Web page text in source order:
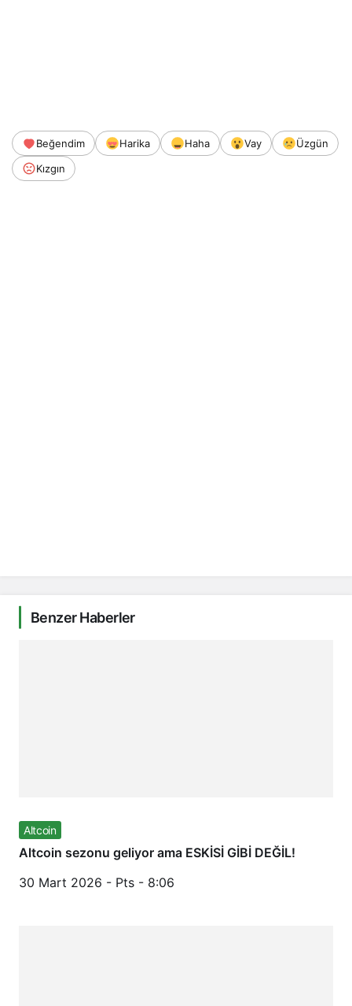
Beğendim Harika Haha Vay
Üzgün
Kızgın
Benzer Haberler
Altcoin
Altcoin sezonu geliyor ama ESKİSİ GİBİ DEĞİL!
30 Mart 2026 - Pts - 8:06